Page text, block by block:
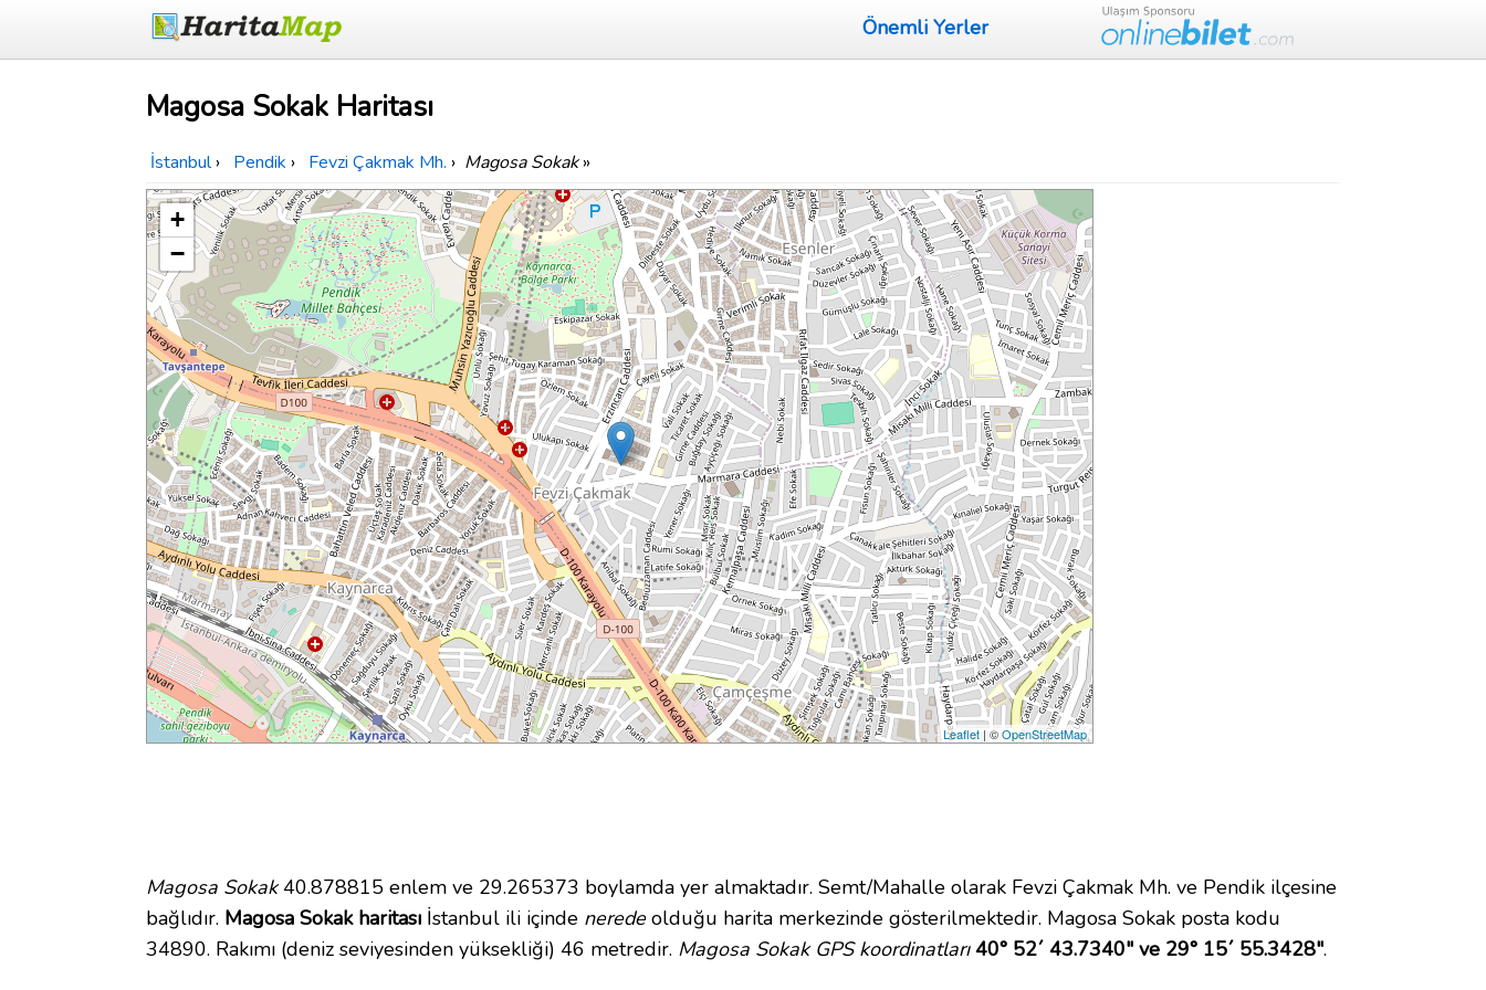
Önemli Yerler
Magosa Sokak Haritası
İstanbul › Pendik › Fevzi Çakmak Mh. › Magosa Sokak»
+
−
Leaflet | ©OpenStreetMap
Magosa Sokak40.878815 enlem ve 29.265373 boylamda yer almaktadır. Semt/Mahalle olarak Fevzi Çakmak Mh. ve Pendik ilçesine
bağlıdır. Magosa Sokak haritası İstanbul ili içinde neredeolduğu harita merkezinde gösterilmektedir. Magosa Sokak posta kodu
34890. Rakımı (deniz seviyesinden yüksekliği) 46 metredir. Magosa Sokak GPS koordinatları 40° 52´ 43.7340" ve 29° 15´ 55.3428".